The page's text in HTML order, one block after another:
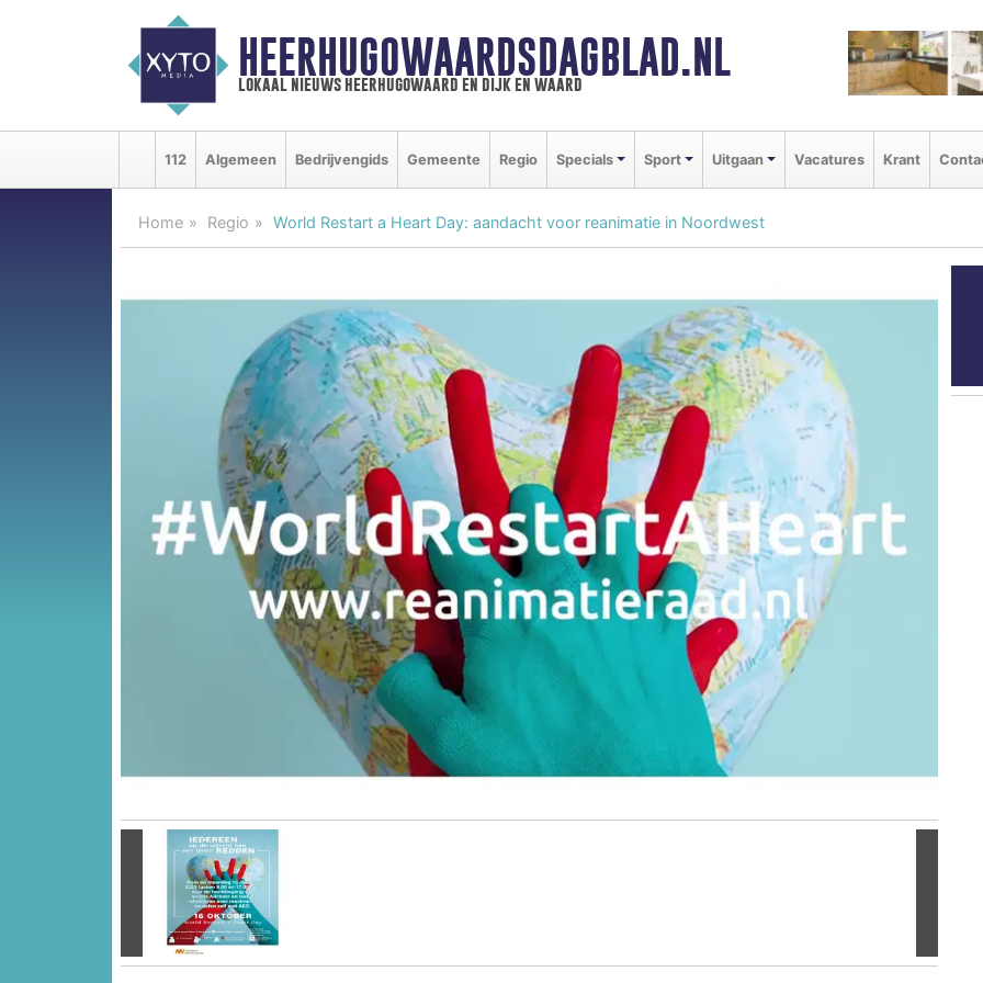
HEERHUGOWAARDSDAGBLAD.NL
lokaal nieuws heerhugowaard en dijk en waard
112 Algemeen Bedrijvengids Gemeente Regio Specials Sport Uitgaan Vacatures Krant
Home Regio World Restart a Heart Day: aandacht voor reanimatie in Noordwest